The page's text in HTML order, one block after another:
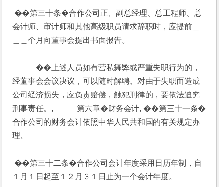
��第三十条�合作公司正、副总经理、总工程师、总
会计师、审计师和其他高级职员请求辞职时，应提前＿
＿＿个月向董事会提出书面报告。
��上述人员如有营私舞弊或严重失职行为的，
经董事会会议决议，可以随时解聘。对由于失职而造成
公司经济损失，应负责赔偿，触犯刑律的，要依法追究
刑事责任。,            第六章�财务会计, ��第三十一条�
合作公司的财务会计依照中华人民共和国的有关规定办
理。
��第三十二条�合作公司会计年度采用日历年制，自
１月１日起至１２月３１日止为一个会计年度。